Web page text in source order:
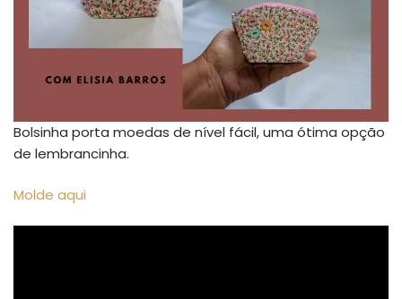
Bolsinha porta moedas de nível fácil, uma ótima opção
de lembrancinha.
Molde aqui